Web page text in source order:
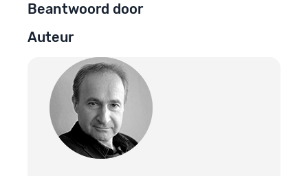
Beantwoord door
Auteur